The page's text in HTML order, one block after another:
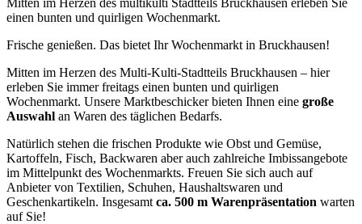
einen bunten und quirligen Wochenmarkt.
Frische genießen. Das bietet Ihr Wochenmarkt in Bruckhausen!
Mitten im Herzen des Multi-Kulti-Stadtteils Bruckhausen – hier
erleben Sie immer freitags einen bunten und quirligen
Wochenmarkt. Unsere Marktbeschicker bieten Ihnen eine große
Auswahl an Waren des täglichen Bedarfs.
Natürlich stehen die frischen Produkte wie Obst und Gemüse,
Kartoffeln, Fisch, Backwaren aber auch zahlreiche Imbissangebote
im Mittelpunkt des Wochenmarkts. Freuen Sie sich auch auf
Anbieter von Textilien, Schuhen, Haushaltswaren und
Geschenkartikeln. Insgesamt ca. 500 m Warenpräsentation warten
auf Sie!